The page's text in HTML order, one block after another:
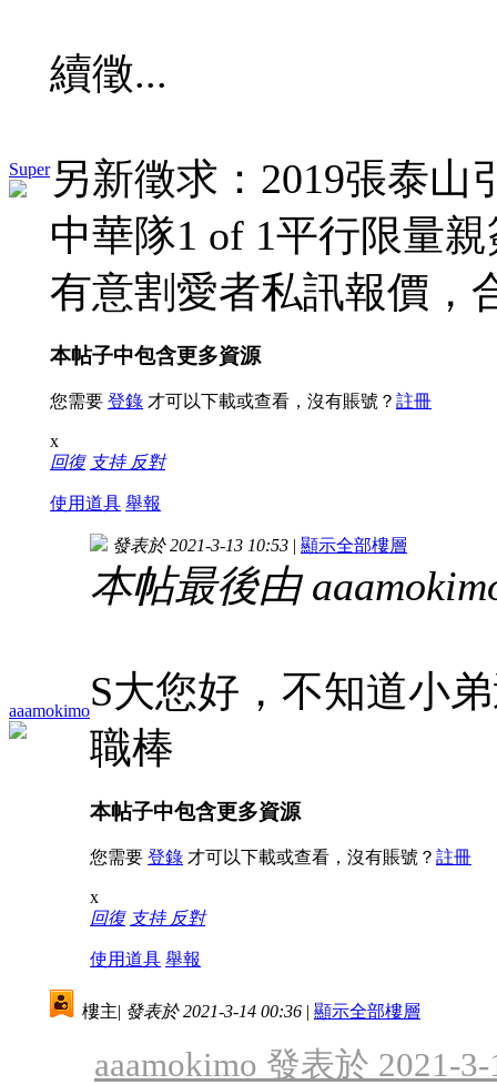
Super
續徵...
另新徵求：2019張泰山
中華隊1 of 1平行限量
有意割愛者私訊報價，
本帖子中包含更多資源
您需要 登錄 才可以下載或查看，沒有賬號？ 註冊
x
回復 支持 反對
使用道具 舉報
aaamokimo
發表於 2021-3-13 10:53 | 顯示全部樓層
本帖最後由
S大您好，不知道小
職棒
本帖子中包含更多資源
您需要 登錄 才可以下載或查看，沒有賬號？ 註冊
x
回復 支持 反對
使用道具 舉報
樓主| 發表於 2021-3-14 00:36 | 顯示全部樓層
aaamokimo 發表於 2021-